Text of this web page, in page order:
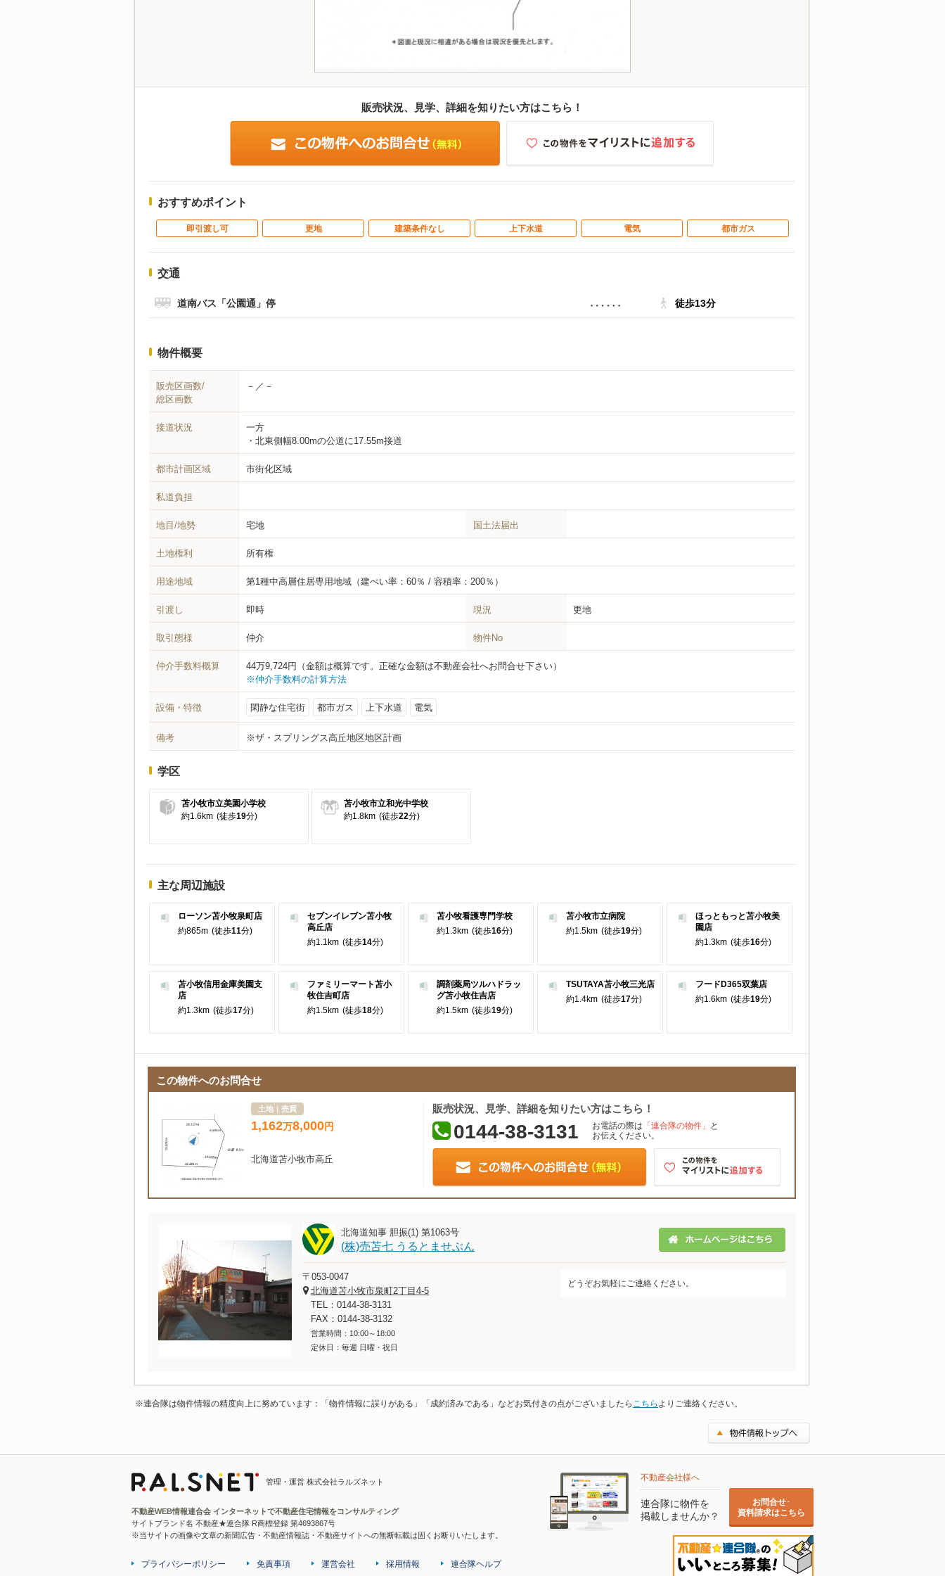
販売状況、見学、詳細を知りたい方はこちら！
おすすめポイント
即引渡し可 更地 建築条件なし 上下水道 電気 都市ガス
交通
道南バス「公園通」停 徒歩13分
物件概要
販売区画数/
総区画数
－／－
接道状況
一方
北東側幅8.00mの公道に17.55m接道
都市計画区域 市街化区域
私道負担
地目/地勢 宅地 国土法届出
土地権利 所有権
用途地域 第1種中高層住居専用地域 （建ぺい率：60％ / 容積率：200％）
引渡し 即時 現況 更地
取引態様 仲介 物件No
仲介手数料概算
44万9,724円（金額は概算です。正確な金額は不動産会社へお問合せ下さい）
※仲介手数料の計算方法
設備・特徴 閑静な住宅街 都市ガス 上下水道 電気
備考 ※ザ・スプリングス高丘地区地区計画
学区
苫小牧市立美園小学校
約1.6km (徒歩19分)
苫小牧市立和光中学校
約1.8km (徒歩22分)
主な周辺施設
ローソン苫小牧泉町店
約865m (徒歩11分)
セブンイレブン苫小牧
高丘店
約1.1km (徒歩14分)
苫小牧看護専門学校
約1.3km (徒歩16分)
苫小牧市立病院
約1.5km (徒歩19分)
ほっともっと苫小牧美
園店
約1.3km (徒歩16分)
苫小牧信用金庫美園支
店
約1.3km (徒歩17分)
ファミリーマート苫小
牧住吉町店
約1.5km (徒歩18分)
調剤薬局ツルハドラッ
グ苫小牧住吉店
約1.5km (徒歩19分)
TSUTAYA苫小牧三光店
約1.4km (徒歩17分)
フードD365双葉店
約1.6km (徒歩19分)
この物件へのお問合せ
土地｜売買
1,162万8,000円
北海道苫小牧市高丘
販売状況、見学、詳細を知りたい方はこちら！
0144-38-3131 お電話の際は 「連合隊の物件」
と
お伝えください。
北海道知事 胆振(1) 第1063号
(株)売苫七 うるとませぶん
〒053-0047
北海道苫小牧市泉町2丁目4-5
TEL：0144-38-3131
FAX：0144-38-3132
営業時間：10:00～18:00
定休日：毎週 日曜・祝日
どうぞお気軽にご連絡ください。
※連合隊は物件情報の精度向上に努めています：「物件情報に誤りがある」「成約済みである」などお気付きの点がございましたら こちら よりご連絡ください。
管理・運営 株式会社ラルズネット
不動産WEB情報連合会 インターネットで不動産住宅情報をコンサルティング
サイトブランド名 不動産★連合隊 R商標登録 第4693867号
※当サイトの画像や文章の新聞広告・不動産情報誌・不動産サイトへの無断転載は固くお断りいたします。
プライバシーポリシー 免責事項 運営会社 採用情報 連合隊ヘルプ
不動産会社様へ
連合隊に物件を
掲載しませんか？
お問合せ･
資料請求はこちら